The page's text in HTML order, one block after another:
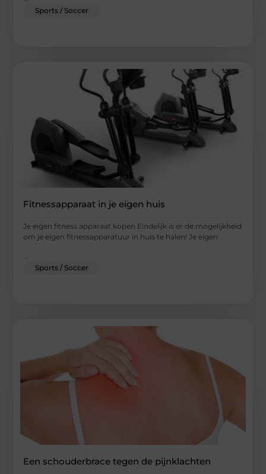
Sports / Soccer
Fitnessapparaat in je eigen huis
Je eigen fitness apparaat kopen Eindelijk is er de mogelijkheid
om je eigen fitnessapparatuur in huis te halen! Je eigen
...
Sports / Soccer
Een schouderbrace tegen de pijnklachten